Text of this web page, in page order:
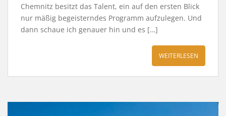
Chemnitz besitzt das Talent, ein auf den ersten Blick
nur mäßig begeisterndes Programm aufzulegen. Und
dann schaue ich genauer hin und es […]
WEITERLESEN